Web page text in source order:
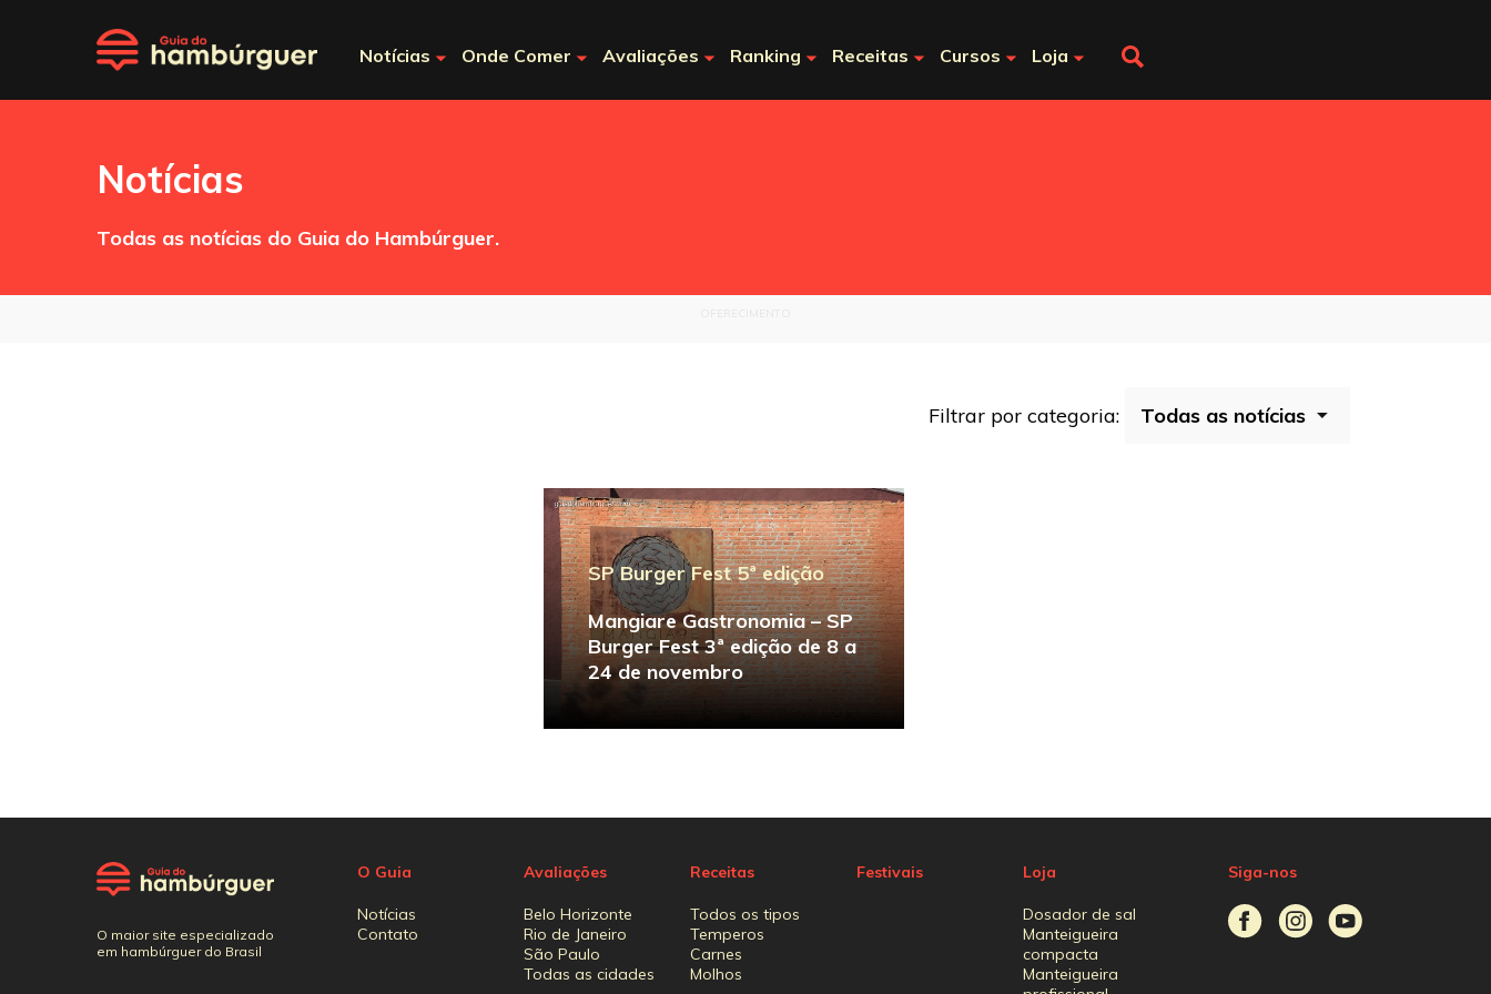
Notícias Onde Comer Avaliações Ranking Receitas Cursos Loja
Notícias
Todas as notícias do Guia do Hambúrguer.
Filtrar por categoria:
SP Burger Fest 5ª edição
Mangiare Gastronomia – SP
Burger Fest 3ª edição de 8 a
24 de novembro
O maior site especializado
em hambúrguer do Brasil
O Guia
Notícias
Contato
Avaliações
Belo Horizonte
Rio de Janeiro
São Paulo
Todas as cidades
Receitas
Todos os tipos
Temperos
Carnes
Molhos
Festivais Loja
Dosador de sal
Manteigueira
compacta
Manteigueira
Siga-nos